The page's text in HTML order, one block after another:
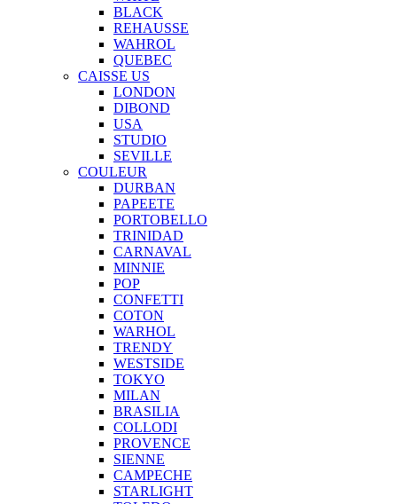
BLACK
REHAUSSE
WAHROL
QUEBEC
CAISSE US
LONDON
DIBOND
USA
STUDIO
SEVILLE
COULEUR
DURBAN
PAPEETE
PORTOBELLO
TRINIDAD
CARNAVAL
MINNIE
POP
CONFETTI
COTON
WARHOL
TRENDY
WESTSIDE
TOKYO
MILAN
BRASILIA
COLLODI
PROVENCE
SIENNE
CAMPECHE
STARLIGHT